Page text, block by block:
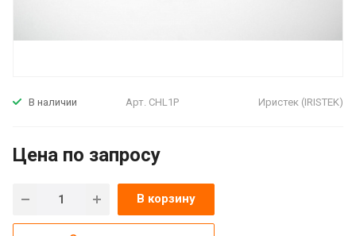
В наличии Арт. CHL1P Иристек (IRISTEK)
Цена по запросу
В корзину